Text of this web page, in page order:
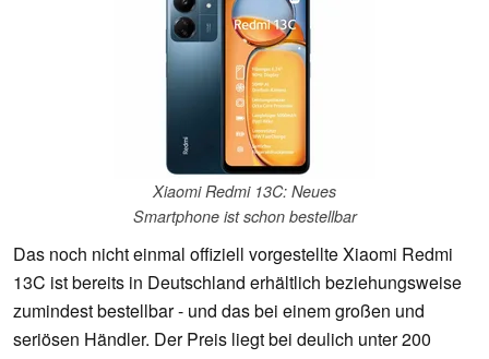
Xiaomi Redmi 13C: Neues
Smartphone ist schon bestellbar
Das noch nicht einmal offiziell vorgestellte Xiaomi Redmi
13C ist bereits in Deutschland erhältlich beziehungsweise
zumindest bestellbar - und das bei einem großen und
seriösen Händler. Der Preis liegt bei deulich unter 200